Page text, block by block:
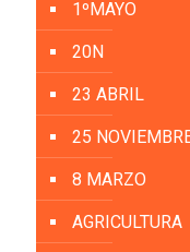
1ºMAYO
20N
23 ABRIL
25
8 MARZO
AGRICULTURA